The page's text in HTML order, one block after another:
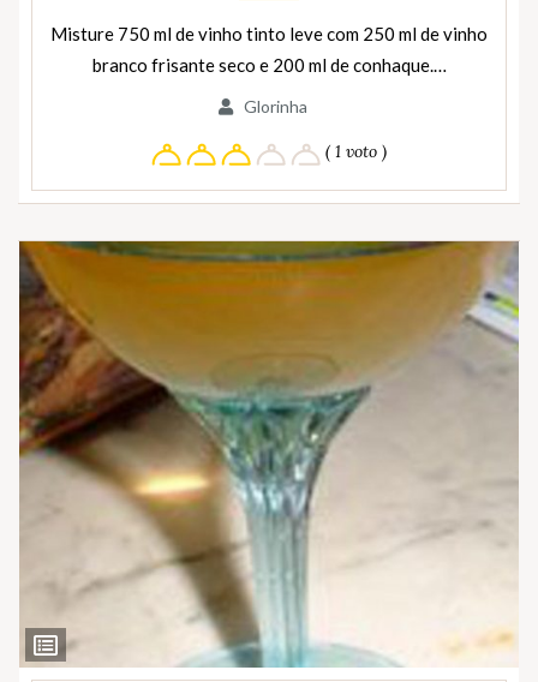
Misture 750 ml de vinho tinto leve com 250 ml de vinho
branco frisante seco e 200 ml de conhaque.…
Glorinha
( 1 voto )
Ver
Ingredientes